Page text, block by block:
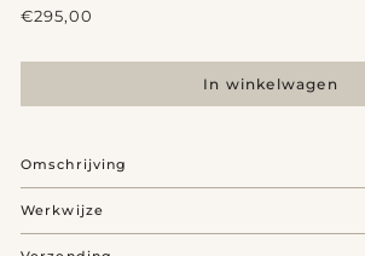
Reguliere
prijs
€295,00
In winkelwagen
Omschrijving
Werkwijze